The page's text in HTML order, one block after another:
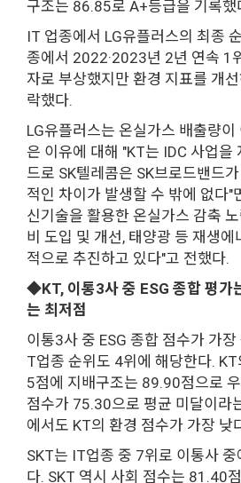
구조는 86.85로 A+등급을 기록했
IT 업종에서 LG유플러스의 최종
종에서 2022·2023년 2년 연속 1
자로 부상했지만 환경 지표를 개
락했다.
LG유플러스는 온실가스 배출량
은 이유에 대해 "KT는 IDC 사업을
드로 SK텔레콤은 SK브로드밴드
적인 차이가 발생할 수 밖에 없다"
신기술을 활용한 온실가스 감축
비 도입 및 개선, 태양광 등 재생에
적으로 추진하고 있다"고 전했다.
◆KT, 이통3사 중 ESG 종합 평가
는 최저점
이통3사 중 ESG 종합 점수가 가
T업종 순위도 4위에 해당한다.
5점에 지배구조는 89.90점으로
점수가 75.30으로 평균 미달이라
에서도 KT의 환경 점수가 가장 낮
SKT는 IT업종 중 7위로 이통사 중
다. SKT 역시 사회 점수는 81.40